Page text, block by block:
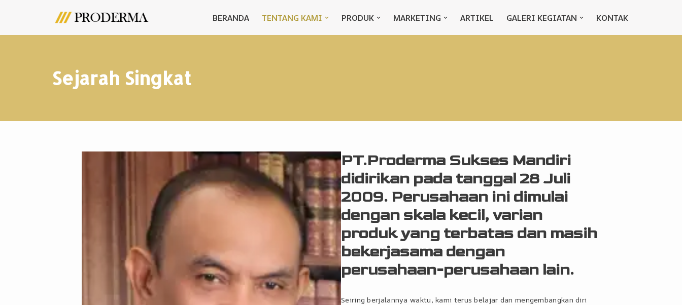
ke
BERANDA TENTANG KAMI PRODUK MARKETING ARTIKEL GALERI KEGIATAN KONTAK
Sejarah Singkat
PT.Proderma Sukses Mandiri
didirikan pada tanggal 28 Juli
2009. Perusahaan ini dimulai
dengan skala kecil, varian
produk yang terbatas dan masih
bekerjasama dengan
perusahaan-perusahaan lain.
Seiring berjalannya waktu, kami terus belajar dan mengembangkan diri